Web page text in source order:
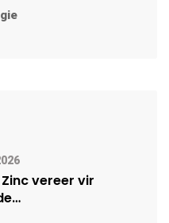
vereer vir